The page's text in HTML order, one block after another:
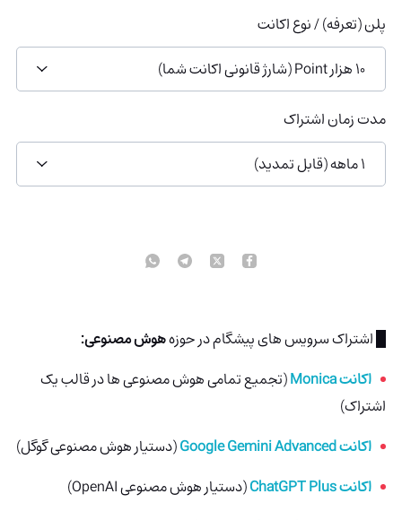
پلن (تعرفه) / نوع اکانت
10 هزار Point (شارژ قانونی اکانت شما)
مدت زمان اشتراک
1 ماهه (قابل تمدید)
█ اشتراک سرویس های پیشگام در حوزههوش مصنوعی:
اکانت Monica
(تجمیع تمامی هوش مصنوعی ها در قالب یک
اشتراک)
اکانت Google Gemini Advanced
(دستیار هوش مصنوعی گوگل)
اکانت ChatGPT Plus
(دستیار هوش مصنوعی OpenAI)